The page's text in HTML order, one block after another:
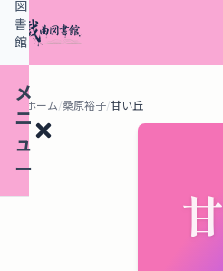
メ
ニ
ュ
ー
図
書
館
ホーム/桑原裕子/甘い丘
甘